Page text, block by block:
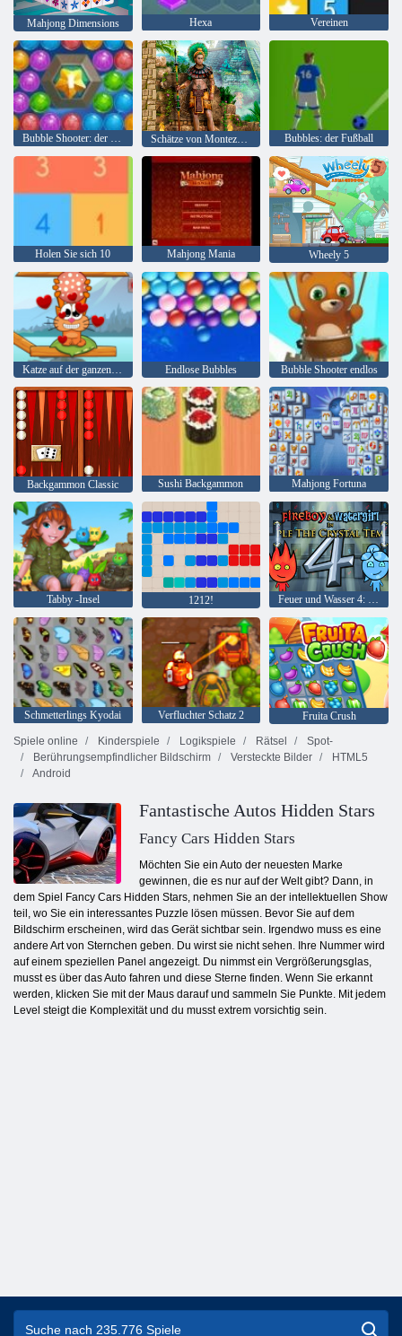
Mahjong Dimensions Hexa Vereinen
Bubble Shooter: der See Schätze von Montezuma 2 Bubbles: der Fußball
Holen Sie sich 10 Mahjong Mania Wheely 5
Endlose Bubbles Bubble Shooter endlos
Backgammon Classic Sushi Backgammon Mahjong Fortuna
Tabby -Insel 1212! Feuer und Wasser 4: Kristalltempel
Schmetterlings Kyodai Verfluchter Schatz 2
Fruita Crush
Spiele online
Kinderspiele Logikspiele Rätsel
Spot-
Berührungsempfindlicher Bildschirm
Versteckte Bilder
HTML5
Android
Fantastische Autos Hidden Stars
Fancy Cars Hidden Stars
Möchten Sie ein Auto der neuesten Marke
gewinnen, die es nur auf der Welt gibt? Dann, in
dem Spiel Fancy Cars Hidden Stars, nehmen Sie an der intellektuellen Show
teil, wo Sie ein interessantes Puzzle lösen müssen. Bevor Sie auf dem
Bildschirm erscheinen, wird das Gerät sichtbar sein. Irgendwo muss es eine
andere Art von Sternchen geben. Du wirst sie nicht sehen. Ihre Nummer wird
auf einem speziellen Panel angezeigt. Du nimmst ein Vergrößerungsglas,
musst es über das Auto fahren und diese Sterne finden. Wenn Sie erkannt
werden, klicken Sie mit der Maus darauf und sammeln Sie Punkte. Mit jedem
Level steigt die Komplexität und du musst extrem vorsichtig sein.